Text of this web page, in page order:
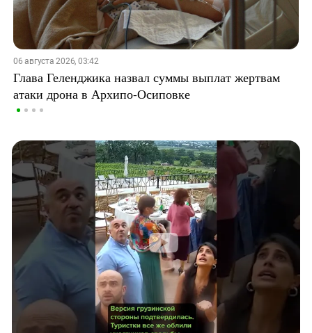
06 августа 2026, 03:42
Глава Геленджика назвал суммы выплат жертвам
атаки дрона в Архипо-Осиповке